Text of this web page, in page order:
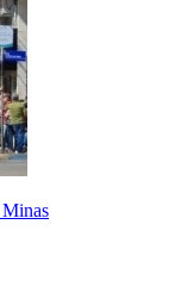
Minas